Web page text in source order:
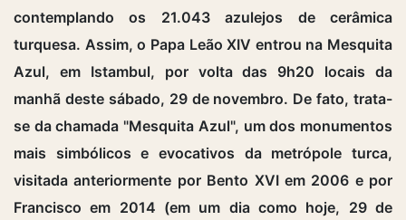
contemplando os 21.043 azulejos de cerâmica
turquesa. Assim, o Papa Leão XIV entrou na Mesquita
Azul, em Istambul, por volta das 9h20 locais da
manhã deste sábado, 29 de novembro. De fato, trata-
se da chamada "Mesquita Azul", um dos monumentos
mais simbólicos e evocativos da metrópole turca,
visitada anteriormente por Bento XVI em 2006 e por
Francisco em 2014 (em um dia como hoje, 29 de